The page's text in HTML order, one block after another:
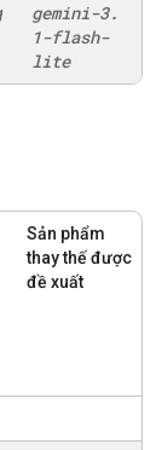
gemini-3.
1-flash-
lite
Sản phẩm
thay thế được
đề xuất